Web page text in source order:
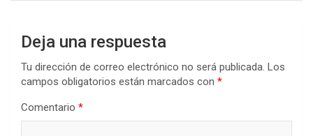
Deja una respuesta
Tu dirección de correo electrónico no será publicada. Los
campos obligatorios están marcados con *
Comentario *